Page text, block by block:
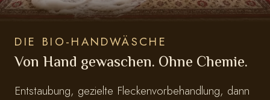
DIE BIO-HANDWÄSCHE
Von Hand gewaschen. Ohne Chemie.
Entstaubung, gezielte Fleckenvorbehandlung, dann